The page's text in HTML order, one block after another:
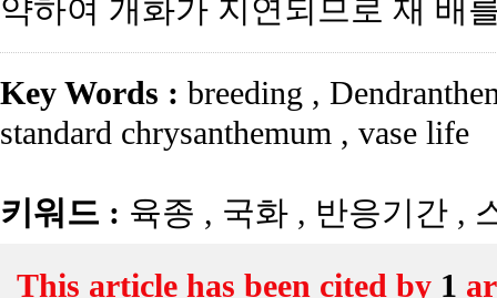
약하여 개화가 지연되므로 재 배
Key Words : breeding ,
standard chrysanthemum , vase life
키워드 : 육종 , 국화 , 반응기간 ,
This article has been cited by 1